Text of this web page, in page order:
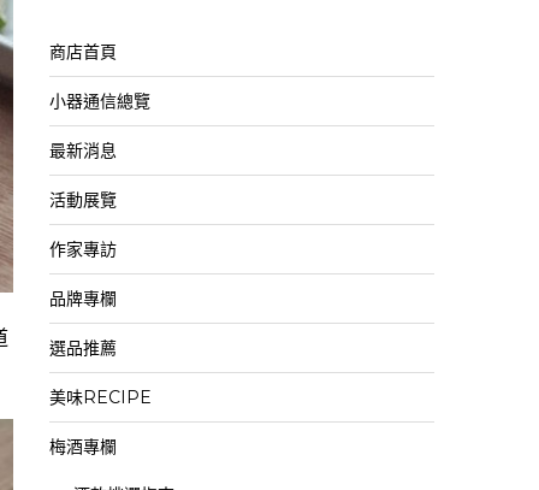
商店首頁
小器通信總覽
最新消息
活動展覽
作家專訪
品牌專欄
選品推薦
美味RECIPE
梅酒專欄